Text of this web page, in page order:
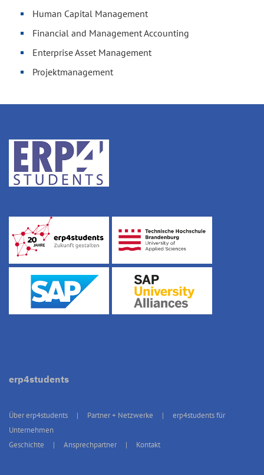
Human Capital Management
Financial and Management Accounting
Enterprise Asset Management
Projektmanagement
erp4students
Über erp4students Partner + Netzwerke
erp4students für
Unternehmen
Geschichte
Ansprechpartner Kontakt